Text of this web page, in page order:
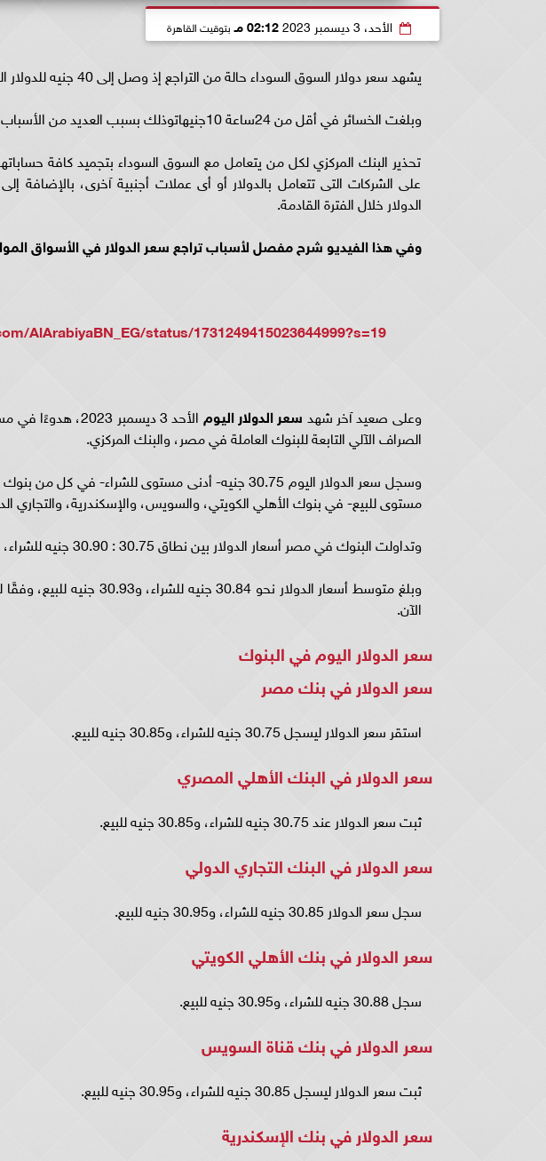
الأحد، 3 ديسمبر 2023 02:12 مـ بتوقيت القاهرة
يشهد سعر دولار السوق السوداء حالة من التراجع إذ وصل إلى 40 جنيه للدولار الواحد.
وبلغت الخسائر في أقل من 24ساعة 10جنيهاتوذلك بسبب العديد من الأسباب، والتي جاءت كالتالي:
تحذير البنك المركزي لكل من يتعامل مع السوق السوداء بتجميد كافة حساباتها
على الشركات التى تتعامل بالدولار أو أى عملات أجنبية آخرى، بالإضافة
الدولار خلال الفترة القادمة.
وفي هذا الفيديو شرح مفصل لأسباب تراجع سعر الدولار في الأسواق
AlArabiyaBN_EG/status/1731249415023644999?s=19
وعلى صعيد آخر شهد سعر الدولار اليوم
الأحد 3 ديسمبر
الصراف الآلي التابعة للبنوك العاملة في مصر، والبنك المركزي.
مستوى للبيع- في بنوك الأهلي الكويتي، والسويس، والإسكندرية، والتجاري
وتداولت البنوك في مصر أسعار الدولار بين نطاق 30.75 : 30.90 جنيه للشراء، و30.85 : 30.95 جنيه للبيع.
وبلغ متوسط أسعار الدولار نحو
الآن.
سعر الدولار اليوم في البنوك
سعر الدولار في بنك مصر
استقر سعر الدولار ليسجل 30.75 جنيه للشراء، و30.85 جنيه للبيع.
سعر الدولار في البنك الأهلي المصري
ثبت سعر الدولار عند 30.75 جنيه للشراء، و30.85 جنيه للبيع.
سعر الدولار في البنك التجاري الدولي
سجل سعر الدولار 30.85 جنيه للشراء، و30.95 جنيه للبيع.
سعر الدولار في بنك الأهلي الكويتي
سجل 30.88 جنيه للشراء، و30.95 جنيه للبيع.
سعر الدولار في بنك قناة السويس
ثبت سعر الدولار ليسجل 30.85 جنيه للشراء، و30.95 جنيه للبيع.
سعر الدولار في بنك الإسكندرية